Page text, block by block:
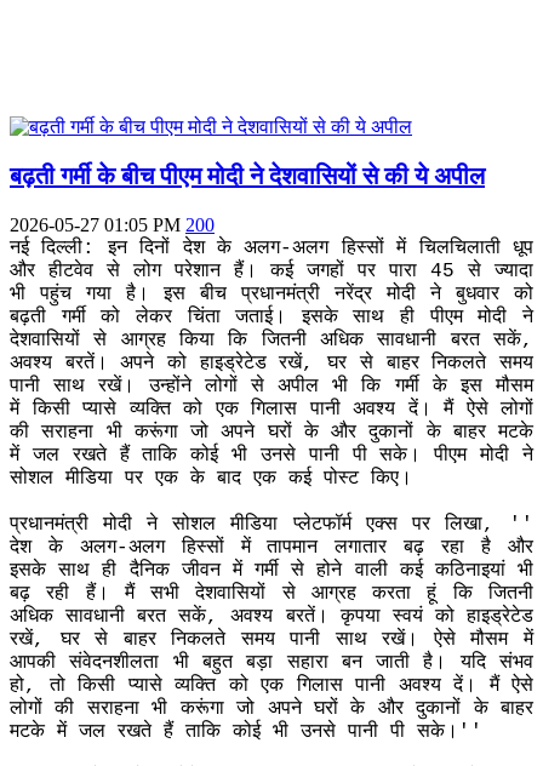
बढ़ती गर्मी के बीच पीएम मोदी ने देशवासियों से की ये अपील
2026-05-27 01:05 PM 200
नई दिल्ली: इन दिनों देश के अलग-अलग हिस्सों में चिलचिलाती धूप
और हीटवेव से लोग परेशान हैं। कई जगहों पर पारा 45 से ज्यादा
भी पहुंच गया है। इस बीच प्रधानमंत्री नरेंद्र मोदी ने बुधवार को
बढ़ती गर्मी को लेकर चिंता जताई। इसके साथ ही पीएम मोदी ने
देशवासियों से आग्रह किया कि जितनी अधिक सावधानी बरत सकें,
अवश्य बरतें। अपने को हाइड्रेटेड रखें, घर से बाहर निकलते समय
पानी साथ रखें। उन्होंने लोगों से अपील भी कि गर्मी के इस मौसम
में किसी प्यासे व्यक्ति को एक गिलास पानी अवश्य दें। मैं ऐसे लोगों
की सराहना भी करूंगा जो अपने घरों के और दुकानों के बाहर मटके
में जल रखते हैं ताकि कोई भी उनसे पानी पी सके। पीएम मोदी ने
सोशल मीडिया पर एक के बाद एक कई पोस्ट किए।
प्रधानमंत्री मोदी ने सोशल मीडिया प्लेटफॉर्म एक्स पर लिखा, ''
देश के अलग-अलग हिस्सों में तापमान लगातार बढ़ रहा है और
इसके साथ ही दैनिक जीवन में गर्मी से होने वाली कई कठिनाइयां भी
बढ़ रही हैं। मैं सभी देशवासियों से आग्रह करता हूं कि जितनी
अधिक सावधानी बरत सकें, अवश्य बरतें। कृपया स्वयं को हाइड्रेटेड
रखें, घर से बाहर निकलते समय पानी साथ रखें। ऐसे मौसम में
आपकी संवेदनशीलता भी बहुत बड़ा सहारा बन जाती है। यदि संभव
हो, तो किसी प्यासे व्यक्ति को एक गिलास पानी अवश्य दें। मैं ऐसे
लोगों की सराहना भी करूंगा जो अपने घरों के और दुकानों के बाहर
मटके में जल रखते हैं ताकि कोई भी उनसे पानी पी सके।''